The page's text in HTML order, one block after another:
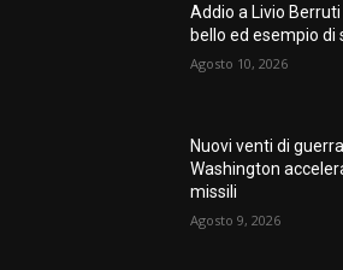
Addio a Livio
bello ed esempio
Agosto 10, 2026
Nuovi venti di
Washington
missili
Agosto 9, 2026